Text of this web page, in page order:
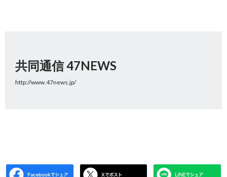
共同通信 47NEWS
http://www.47news.jp/